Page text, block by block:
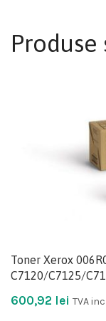
Toner Xerox
C7120/C7125/
600,92 lei TVA